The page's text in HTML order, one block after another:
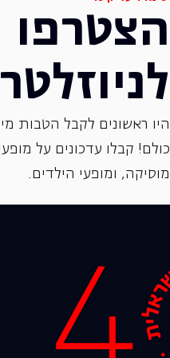
הצטרפו
לניוזלטר
היו ראשונים לקבל הטבות
כולם! קבלו עדכונים על
‏מוסיקה, ומופעי הילדים.